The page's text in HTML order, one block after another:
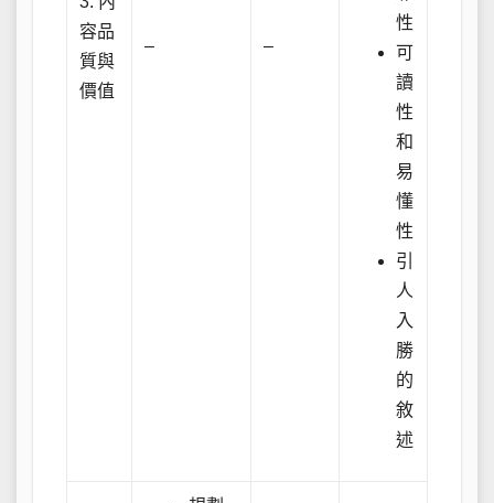
容品
質與
價值
– –
性
可
讀
性
和
易
懂
性
引
人
入
勝
的
敘
述